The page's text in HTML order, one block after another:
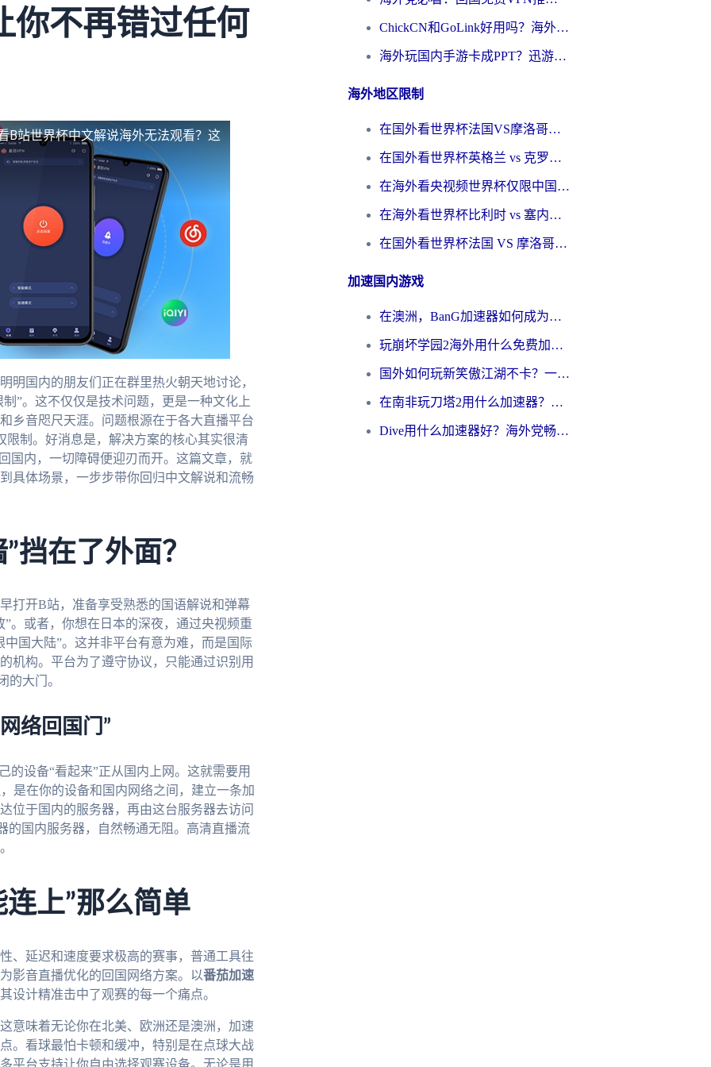
不再错过任何
B站世界杯中文解说海外无法观看？这
明国内的朋友们正在群里热火朝天地讨论，
”。这不仅仅是技术问题，更是一种文化上
乡音咫尺天涯。问题根源在于各大直播平台
制。好消息是，解决方案的核心其实很清
国内，一切障碍便迎刃而开。这篇文章，就
具体场景，一步步带你回归中文解说和流畅
挡在了外面？
打开B站，准备享受熟悉的国语解说和弹幕
。或者，你想在日本的深夜，通过央视频重
国大陆”。这并非平台有意为难，而是国际
机构。平台为了遵守协议，只能通过识别用
的大门。
络回国门”
的设备“看起来”正从国内上网。这就需要用
是在你的设备和国内网络之间，建立一条加
位于国内的服务器，再由这台服务器去访问
的国内服务器，自然畅通无阻。高清直播流
上”那么简单
、延迟和速度要求极高的赛事，普通工具往
影音直播优化的回国网络方案。以番茄加速
设计精准击中了观赛的每一个痛点。
意味着无论你在北美、欧洲还是澳洲，加速
。看球最怕卡顿和缓冲，特别是在点球大战
ChickCN和GoLink好用吗？海外党如何选对回国加速器
海外玩国内手游卡成PPT？迅游和奇游手游哪个好？一篇讲透回国加速器怎么选
海外地区限制
在国外看世界杯法国VS摩洛哥地区限制？这篇指南让你流畅看中文解说无压力
在国外看世界杯英格兰 vs 克罗地亚当前地区不可播放？这篇指南帮你搞定所有海外观赛难题
在海外看央视频世界杯仅限中国大陆？这篇指南帮你解锁中文解说+无卡顿直播
在海外看世界杯比利时 vs 塞内加尔仅限中国大陆？我找到了最流畅的中文解说之路
在国外看世界杯法国 VS 摩洛哥仅限中国大陆？海外党这样看中文解说赛事不卡顿
加速国内游戏
在澳洲，BanG加速器如何成为你国服游戏的“时光机”？
玩崩坏学园2海外用什么免费加速器好？2026海外党亲测国服游戏加速指南
国外如何玩新笑傲江湖不卡？一份给海外游子的终极网络指南
在南非玩刀塔2用什么加速器？一份给海外游子的终极生存指南
Dive用什么加速器好？海外党畅玩国服游戏的终极避坑指南